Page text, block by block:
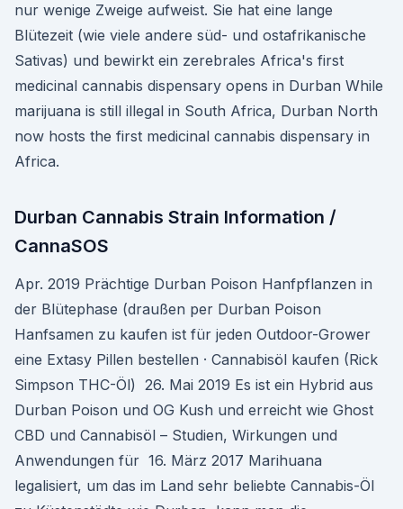
nur wenige Zweige aufweist. Sie hat eine lange
Blütezeit (wie viele andere süd- und ostafrikanische
Sativas) und bewirkt ein zerebrales Africa's first
medicinal cannabis dispensary opens in Durban While
marijuana is still illegal in South Africa, Durban North
now hosts the first medicinal cannabis dispensary in
Africa.
Durban Cannabis Strain Information /
CannaSOS
Apr. 2019 Prächtige Durban Poison Hanfpflanzen in
der Blütephase (draußen per Durban Poison
Hanfsamen zu kaufen ist für jeden Outdoor-Grower
eine Extasy Pillen bestellen · Cannabisöl kaufen (Rick
Simpson THC-Öl) 26. Mai 2019 Es ist ein Hybrid aus
Durban Poison und OG Kush und erreicht wie Ghost
CBD und Cannabisöl – Studien, Wirkungen und
Anwendungen für 16. März 2017 Marihuana
legalisiert, um das im Land sehr beliebte Cannabis-Öl